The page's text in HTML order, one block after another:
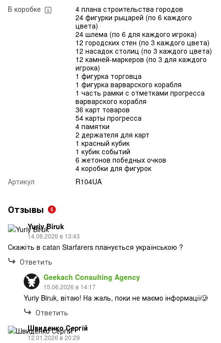
В коробке
4 плана строительства городов
24 фигурки рыцарей (по 6 каждого
цвета)
24 шлема (по 6 для каждого игрока)
12 городских стен (по 3 каждого цвета)
12 насадок столиц (по 3 каждого цвета)
12 камней-маркеров (по 3 для каждого
игрока)
1 фигурка торговца
1 фигурка варварского корабля
1 часть рамки с отметками прогресса
варварского корабля
36 карт товаров
54 карты прогресса
4 памятки
2 держателя для карт
1 красный кубик
1 кубик событий
6 жетонов победных очков
4 коробки для фигурок
Артикул
R104UA
Отзывы 5
Yuriy Biruk
14.06.2026 в 13:43
Скажіть в сatan Starfarers планується українською ?
Ответить
Geekach Consulting Agency
15.06.2026 в 14:17
Yuriy Biruk, вітаю! На жаль, поки не маємо інформації🥲
Ответить
Швиденко Сергій
12.01.2026 в 20:29